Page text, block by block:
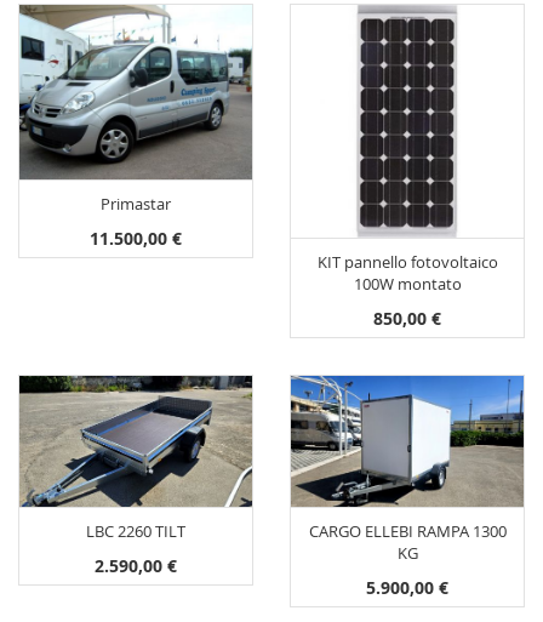
Primastar
11.500,00 €
KIT pannello fotovoltaico
100W montato
850,00 €
LBC 2260 TILT
2.590,00 €
CARGO ELLEBI RAMPA 1300
KG
5.900,00 €